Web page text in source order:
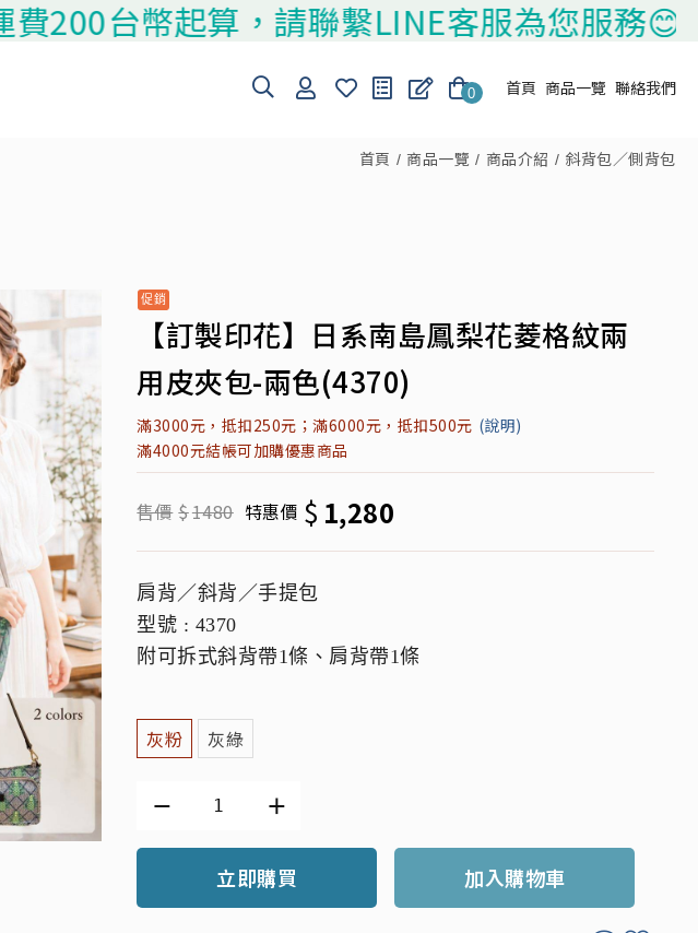
台幣起算，請聯繫LINE客服為您服務😊
0 首頁 商品一覽 聯絡我們
首頁 商品一覽 商品介紹 斜背包／側背包
【訂製印花】日系南島鳳梨花菱格紋兩
用皮夾包-兩色(4370)
滿3000元，抵扣250元；滿6000元，抵扣500元 (說明)
滿4000元結帳可加購優惠商品
售價 $1480 特惠價 $ 1,280
肩背／斜背／手提包
型號 : 4370
附可拆式斜背帶1條、肩背帶1條
灰粉 灰綠
立即購買 加入購物車